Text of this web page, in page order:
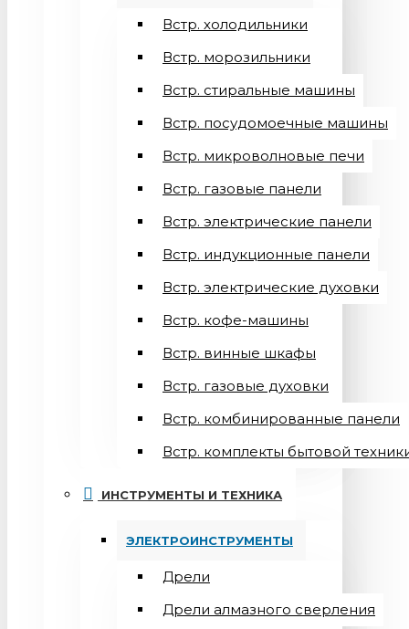
Встр. холодильники
Встр. морозильники
Встр. стиральные машины
Встр. посудомоечные машины
Встр. микроволновые печи
Встр. газовые панели
Встр. электрические панели
Встр. индукционные панели
Встр. электрические духовки
Встр. кофе-машины
Встр. винные шкафы
Встр. газовые духовки
Встр. комбинированные панели
Встр. комплекты бытовой
ИНСТРУМЕНТЫ И ТЕХНИКА
ЭЛЕКТРОИНСТРУМЕНТЫ
Дрели
Дрели алмазного сверления